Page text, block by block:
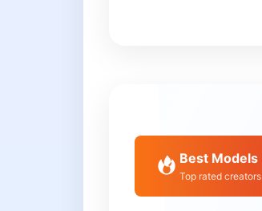
Best Models
Top rated creators